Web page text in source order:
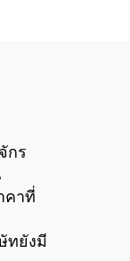
กร
คาที่
ทยังมี